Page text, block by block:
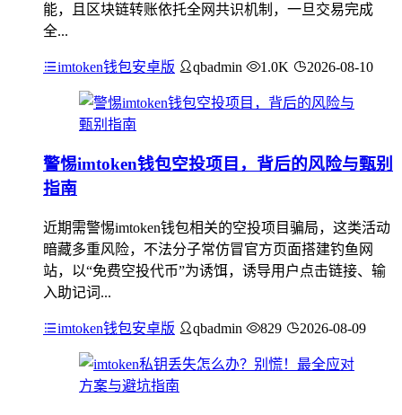
能，且区块链转账依托全网共识机制，一旦交易完成
全...
imtoken钱包安卓版 qbadmin 1.0K 2026-08-10
警惕imtoken钱包空投项目，背后的风险与甄别
指南
近期需警惕imtoken钱包相关的空投项目骗局，这类活动
暗藏多重风险，不法分子常仿冒官方页面搭建钓鱼网
站，以“免费空投代币”为诱饵，诱导用户点击链接、输
入助记词...
imtoken钱包安卓版 qbadmin 829 2026-08-09